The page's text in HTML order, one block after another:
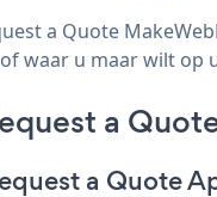
a Quote
waar u maar wilt op
a
a Quote